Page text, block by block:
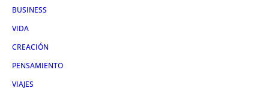
BUSINESS
VIDA
CREACIÓN
PENSAMIENTO
VIAJES